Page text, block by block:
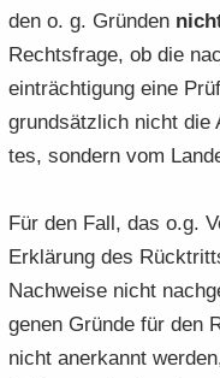
den o. g. Grün­den
Rechts­fra­ge, ob die
ein­träch­ti­gung eine
grund­sätz­lich nicht die
tes, son­dern vom
Für den Fall, das o.g.
Er­klä­rung des
Nach­wei­se nicht
ge­nen Grün­de für den
nicht an­er­kannt